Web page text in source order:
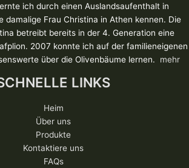
ich durch einen Auslandsaufenthalt in
damalige Frau Christina in Athen kennen. Die
betreibt bereits in der 4. Generation eine
2007 konnte ich auf der familieneigenen
über die Olivenbäume lernen.
mehr
LINKS
Heim
Über uns
Produkte
Kontaktiere uns
FAQs